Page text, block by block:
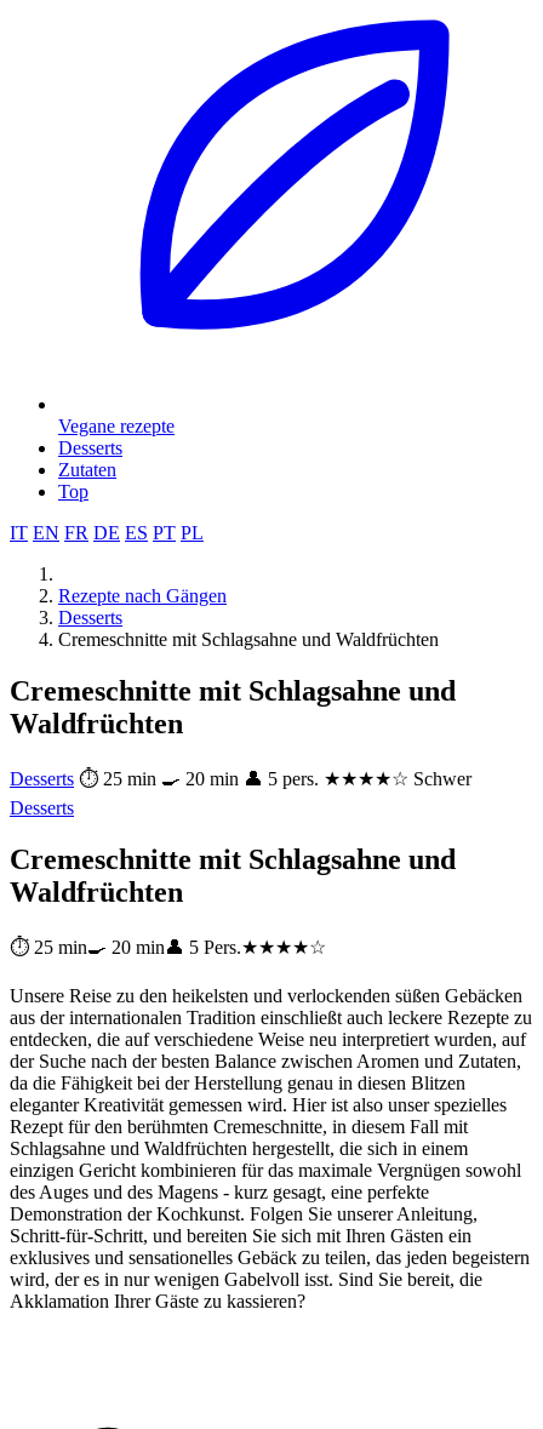
Vegane rezepte
Desserts
Zutaten
Top
IT EN FR DE ES PT PL
Rezepte nach Gängen
Desserts
Cremeschnitte mit Schlagsahne und Waldfrüchten
Cremeschnitte mit Schlagsahne und
Waldfrüchten
Desserts ⏱ 25 min 🍳 20 min 👤 5 pers. ★★★★☆ Schwer
Desserts
Cremeschnitte mit Schlagsahne und
Waldfrüchten
⏱ 25 min🍳 20 min👤 5 Pers.★★★★☆
Unsere Reise zu den heikelsten und verlockenden süßen Gebäcken
aus der internationalen Tradition einschließt auch leckere Rezepte zu
entdecken, die auf verschiedene Weise neu interpretiert wurden, auf
der Suche nach der besten Balance zwischen Aromen und Zutaten,
da die Fähigkeit bei der Herstellung genau in diesen Blitzen
eleganter Kreativität gemessen wird. Hier ist also unser spezielles
Rezept für den berühmten Cremeschnitte, in diesem Fall mit
Schlagsahne und Waldfrüchten hergestellt, die sich in einem
einzigen Gericht kombinieren für das maximale Vergnügen sowohl
des Auges und des Magens - kurz gesagt, eine perfekte
Demonstration der Kochkunst. Folgen Sie unserer Anleitung,
Schritt-für-Schritt, und bereiten Sie sich mit Ihren Gästen ein
exklusives und sensationelles Gebäck zu teilen, das jeden begeistern
wird, der es in nur wenigen Gabelvoll isst. Sind Sie bereit, die
Akklamation Ihrer Gäste zu kassieren?